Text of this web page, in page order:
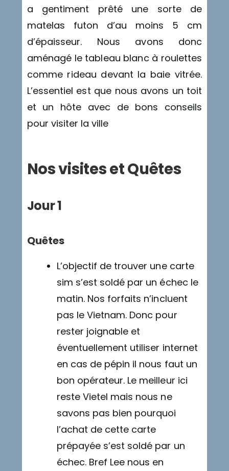
a gentiment prêté une sorte de
matelas futon d’au moins 5 cm
d’épaisseur. Nous avons donc
aménagé le tableau blanc à roulettes
comme rideau devant la baie vitrée.
L’essentiel est que nous avons un toit
et un hôte avec de bons conseils
pour visiter la ville
Nos visites et Quêtes
Jour 1
Quêtes
L’objectif de trouver une carte
sim s’est soldé par un échec le
matin. Nos forfaits n’incluent
pas le Vietnam. Donc pour
rester joignable et
éventuellement utiliser internet
en cas de pépin il nous faut un
bon opérateur. Le meilleur ici
reste Vietel mais nous ne
savons pas bien pourquoi
l’achat de cette carte
prépayée s’est soldé par un
échec. Bref Lee nous en